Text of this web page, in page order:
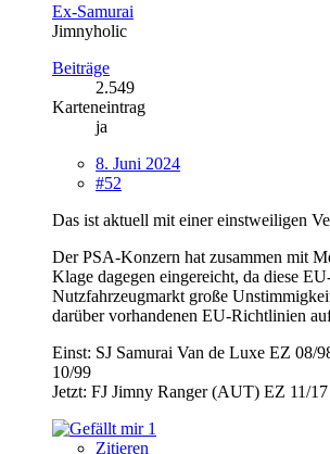
Ex-Samurai
Jimnyholic
Beiträge
2.549
Karteneintrag
ja
8. Juni 2024
#52
Das ist aktuell mit einer einstweiligen
Der PSA-Konzern hat zusammen mit
Klage dagegen eingereicht, da diese
Nutzfahrzeugmarkt große
darüber vorhandenen EU-Richtlinien
Einst: SJ Samurai Van de Luxe EZ 08/
10/99
Jetzt: FJ Jimny Ranger (AUT) EZ 11/17
1
Zitieren